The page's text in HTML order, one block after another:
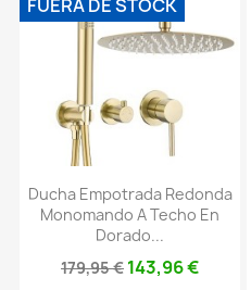
Ducha Empotrada Redonda
Monomando A Techo En
Dorado...
179,95 € 143,96 €
FUERA DE STOCK